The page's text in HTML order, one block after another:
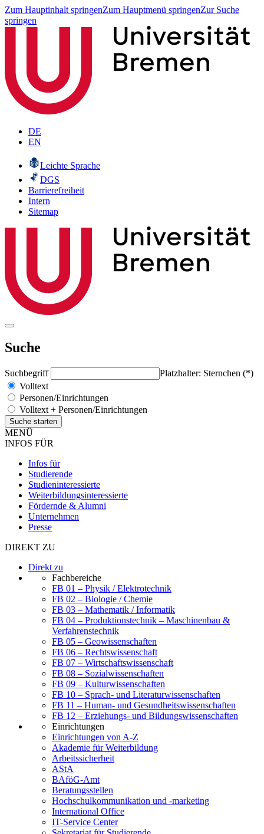
Zum Hauptinhalt springenZum Hauptmenü springenZur Suche
springen
DE
EN
Leichte Sprache
DGS
Barrierefreiheit
Intern
Sitemap
Suche
Suchbegriff
Platzhalter: Sternchen (*)
Volltext
Personen/Einrichtungen
Volltext + Personen/Einrichtungen
MENÜ
INFOS FÜR
Infos für
Studierende
Studieninteressierte
Weiterbildungsinteressierte
Fördernde & Alumni
Unternehmen
Presse
DIREKT ZU
Direkt zu
Fachbereiche
FB 01 – Physik / Elektrotechnik
FB 02 – Biologie / Chemie
FB 03 – Mathematik / Informatik
FB 04 – Produktionstechnik – Maschinenbau &
Verfahrenstechnik
FB 05 – Geowissenschaften
FB 06 – Rechtswissenschaft
FB 07 – Wirtschaftswissenschaft
FB 08 – Sozialwissenschaften
FB 09 – Kulturwissenschaften
FB 10 – Sprach- und Literaturwissenschaften
FB 11 – Human- und Gesundheitswissenschaften
FB 12 – Erziehungs- und Bildungswissenschaften
Einrichtungen
Einrichtungen von A-Z
Akademie für Weiterbildung
Arbeitssicherheit
AStA
BAföG-Amt
Beratungsstellen
Hochschulkommunikation und -marketing
International Office
IT-Service Center